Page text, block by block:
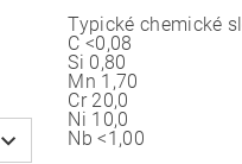
Typické chemické
C <0,08
Si 0,80
Mn 1,70
Cr 20,0
Ni 10,0
Nb <1,00